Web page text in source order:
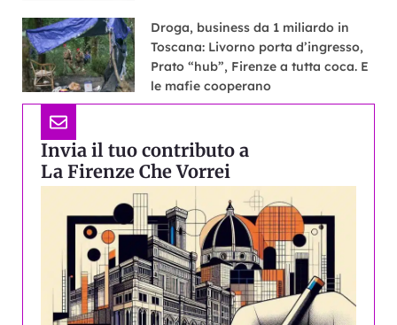
Droga, business da 1 miliardo in
Toscana: Livorno porta d’ingresso,
Prato “hub”, Firenze a tutta coca. E
le mafie cooperano
Invia il tuo contributo a
La Firenze Che Vorrei